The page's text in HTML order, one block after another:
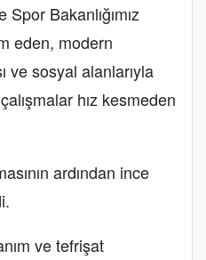
Bakanlığımız
eden, modern
ve sosyal alanlarıyla
hız kesmeden
ardından ince
ve tefrişat